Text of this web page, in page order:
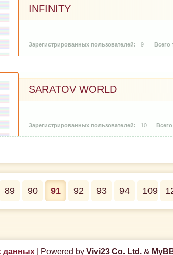
INFINITY
9
SARATOV WORLD
10
89 90 91 92 93 94 109
данных| Powered by Vivi23 Co. Ltd.&